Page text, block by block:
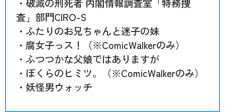
・破滅の刑死者 内閣情報調査室「特務捜
査」部門CIRO-S
・ふたりのお兄ちゃんと迷子の妹
・腐女子っス！（※ComicWalkerのみ）
・ふつつかな父娘ではありますが
・ぼくらのヒミツ。（※ComicWalkerのみ）
・妖怪男ウォッチ